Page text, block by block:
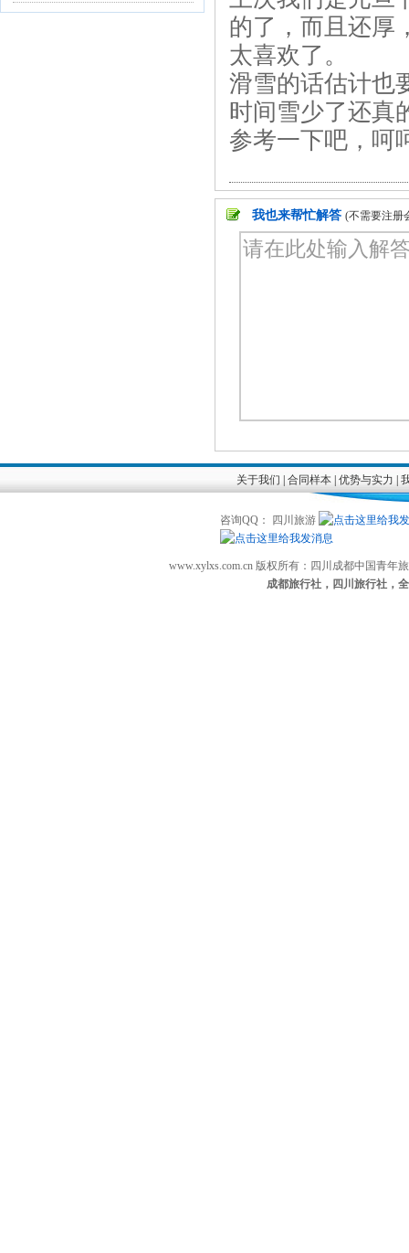
的了，而且还厚
太喜欢了。
滑雪的话估计也
时间雪少了还真
参考一下吧，呵
我也来帮忙解答 (不需要注册
关于我们 合同样本| 优势与实力
咨询QQ： 四川旅游
www.xylxs.com.cn 版权所有：四川成都中国青
成都旅行社，四川旅行社，